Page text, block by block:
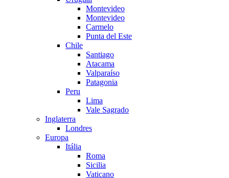
Montevideo
Montevideo
Carmelo
Punta del Este
Chile
Santiago
Atacama
Valparaíso
Patagonia
Peru
Lima
Vale Sagrado
Inglaterra
Londres
Europa
Itália
Roma
Sicilia
Vaticano